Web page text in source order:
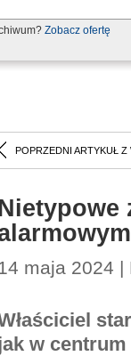
Zobacz ofertę
POPRZEDNI ARTYKUŁ Z
maja 2024 |
w